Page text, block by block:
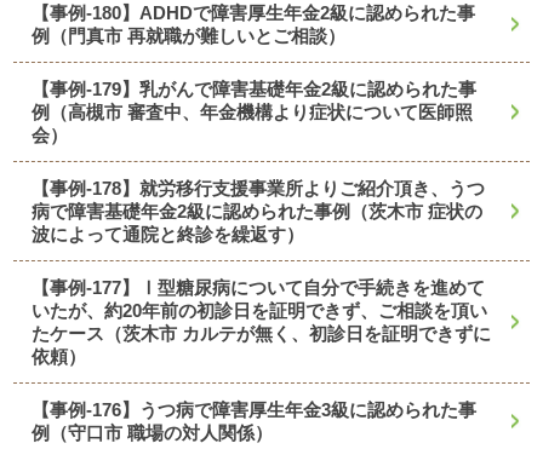
【事例-180】ADHDで障害厚生年金2級に認められた事
例（門真市 再就職が難しいとご相談）
【事例-179】乳がんで障害基礎年金2級に認められた事
例（高槻市 審査中、年金機構より症状について医師照
会）
【事例-178】就労移行支援事業所よりご紹介頂き、うつ
病で障害基礎年金2級に認められた事例（茨木市 症状の
波によって通院と終診を繰返す）
【事例-177】Ⅰ型糖尿病について自分で手続きを進めて
いたが、約20年前の初診日を証明できず、ご相談を頂い
たケース（茨木市 カルテが無く、初診日を証明できずに
依頼）
【事例-176】うつ病で障害厚生年金3級に認められた事
例（守口市 職場の対人関係）